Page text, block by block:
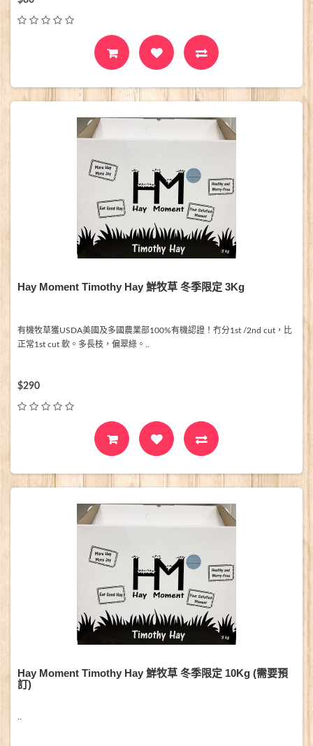
Hay Moment Timothy Hay 鮮牧草 冬季限定 3Kg
有機牧草獲USDA美國及多國農業部100%有機認證！冇分1st /2nd cut，比
正常1st cut 軟。多長枝，偏翠綠。..
$290
Hay Moment Timothy Hay 鮮牧草 冬季限定 10Kg (需要預
訂)